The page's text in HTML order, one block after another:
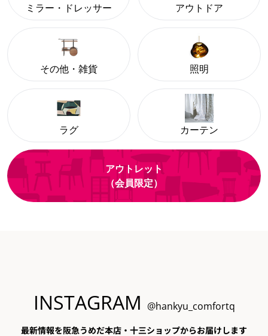
ミラー・ドレッサー アウトドア
その他・雑貨 照明
ラグ カーテン
アウトレット
（会員限定）
INSTAGRAM @hankyu_comfortq
最新情報を阪急うめだ本店・十三ショップからお届けします